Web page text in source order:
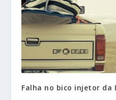
Falha no bico injetor da